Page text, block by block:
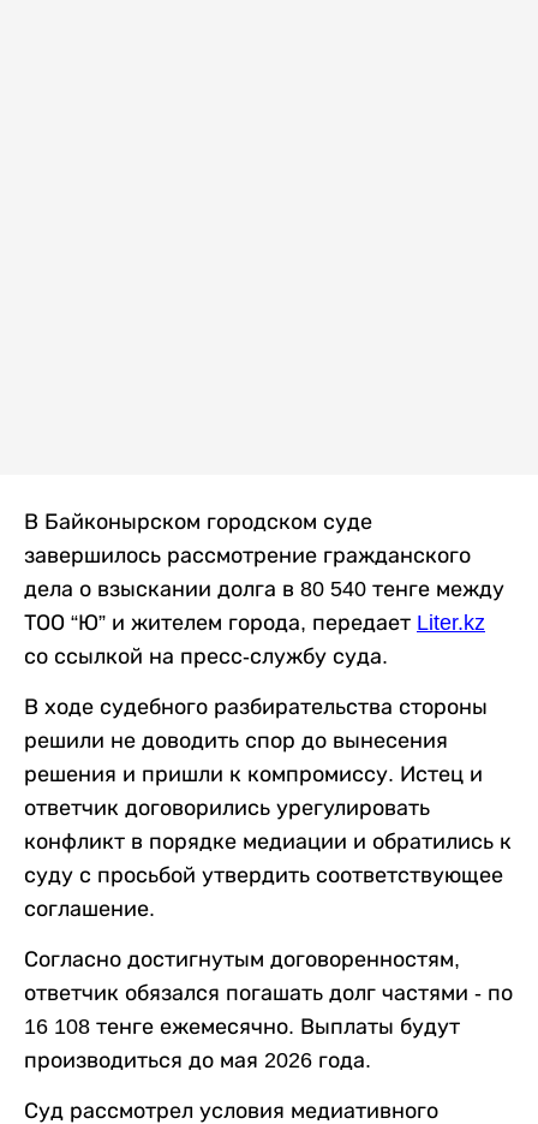
В Байконырском городском суде
завершилось рассмотрение гражданского
дела о взыскании долга в 80 540 тенге между
ТОО “Ю” и жителем города, передает Liter.kz
со ссылкой на пресс-службу суда.
В ходе судебного разбирательства стороны
решили не доводить спор до вынесения
решения и пришли к компромиссу. Истец и
ответчик договорились урегулировать
конфликт в порядке медиации и обратились к
суду с просьбой утвердить соответствующее
соглашение.
Согласно достигнутым договоренностям,
ответчик обязался погашать долг частями - по
16 108 тенге ежемесячно. Выплаты будут
производиться до мая 2026 года.
Суд рассмотрел условия медиативного